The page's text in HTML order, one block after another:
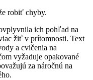
robiť chyby.
ich pohľad na
žiť v prítomnosti. Text
a cvičenia na
vyžaduje opakované
za náročnú na